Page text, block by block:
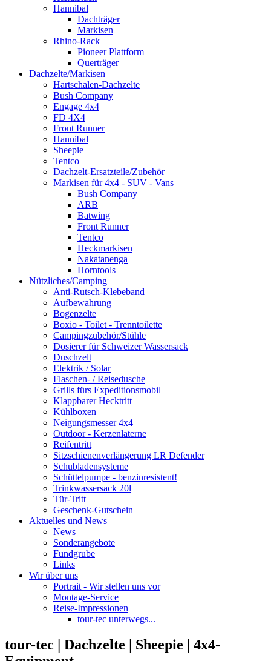
Hannibal
Dachträger
Markisen
Rhino-Rack
Pioneer Plattform
Querträger
Dachzelte/Markisen
Hartschalen-Dachzelte
Bush Company
Engage 4x4
FD 4X4
Front Runner
Hannibal
Sheepie
Tentco
Dachzelt-Ersatzteile/Zubehör
Markisen für 4x4 - SUV - Vans
Bush Company
ARB
Batwing
Front Runner
Tentco
Heckmarkisen
Nakatanenga
Horntools
Nützliches/Camping
Anti-Rutsch-Klebeband
Aufbewahrung
Bogenzelte
Boxio - Toilet - Trenntoilette
Campingzubehör/Stühle
Dosierer für Schweizer Wassersack
Duschzelt
Elektrik / Solar
Flaschen- / Reisedusche
Grills fürs Expeditionsmobil
Klappbarer Hecktritt
Kühlboxen
Neigungsmesser 4x4
Outdoor - Kerzenlaterne
Reifentritt
Sitzschienenverlängerung LR Defender
Schubladensysteme
Schüttelpumpe - benzinresistent!
Trinkwassersack 20l
Tür-Tritt
Geschenk-Gutschein
Aktuelles und News
News
Sonderangebote
Fundgrube
Links
Wir über uns
Portrait - Wir stellen uns vor
Montage-Service
Reise-Impressionen
tour-tec unterwegs...
tour-tec | Dachzelte | Sheepie | 4x4-